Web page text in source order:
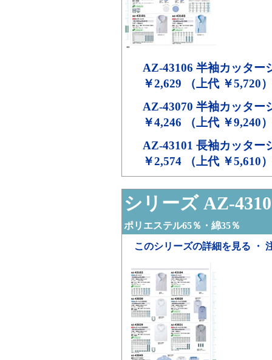
AZ-43106 半袖カッター
￥2,629 （上代 ￥5,720）
AZ-43070 半袖カッター
￥4,246 （上代 ￥9,240）
AZ-43101 長袖カッター
￥2,574 （上代 ￥5,610）
シリーズ AZ-
ポリエステル65％・綿35％
このシリーズの詳細を見る ・